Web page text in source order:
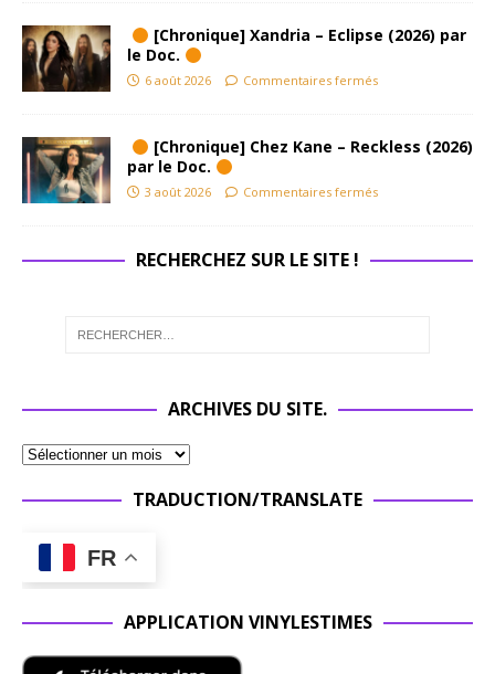
[Chronique] Xandria – Eclipse (2026) par
le Doc.
6 août 2026 Commentaires fermés
[Chronique] Chez Kane – Reckless (2026)
par le Doc.
3 août 2026 Commentaires fermés
RECHERCHEZ SUR LE SITE !
ARCHIVES DU SITE.
TRADUCTION/TRANSLATE
FR
APPLICATION VINYLESTIMES